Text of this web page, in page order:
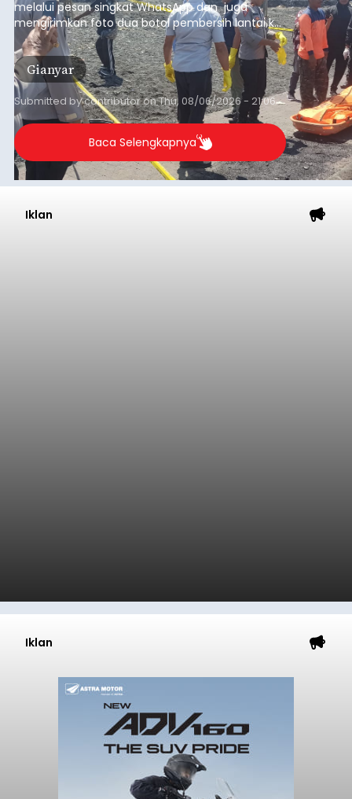
melalui pesan singkat WhatsApp dan juga
mengirimkan foto dua botol pembersih lantai ke
istrinya.
Gianyar
Submitted bycontributoronThu, 08/06/2026 - 21:06
Baca Selengkapnya
Iklan
Iklan